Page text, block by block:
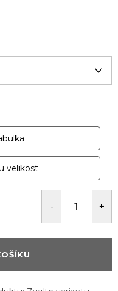
velikost